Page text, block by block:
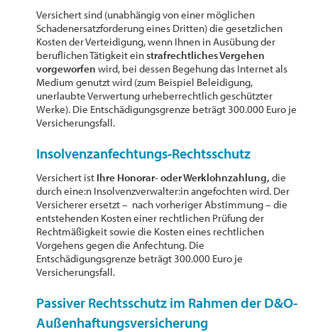
Versichert sind (unabhängig von einer möglichen
Schadenersatzforderung eines Dritten) die gesetzlichen
Kosten der Verteidigung, wenn Ihnen in Ausübung der
beruflichen Tätigkeit einstrafrechtliches Vergehen
vorgeworfenwird, bei dessen Begehung das Internet als
Medium genutzt wird (zum Beispiel Beleidigung,
unerlaubte Verwertung urheberrechtlich geschützter
Werke). Die Entschädigungsgrenze beträgt 300.000 Euro je
Versicherungsfall.
Insolvenzanfechtungs-Rechtsschutz
Versichert ist Ihre Honorar- oder Werklohnzahlung, die
durch eine:n Insolvenzverwalter:in angefochten wird. Der
Versicherer ersetzt – nach vorheriger Abstimmung – die
entstehenden Kosten einer rechtlichen Prüfung der
Rechtmäßigkeit sowie die Kosten eines rechtlichen
Vorgehens gegen die Anfechtung. Die
Entschädigungsgrenze beträgt 300.000 Euro je
Versicherungsfall.
Passiver Rechtsschutz im Rahmen der D&O-
Außenhaftungsversicherung